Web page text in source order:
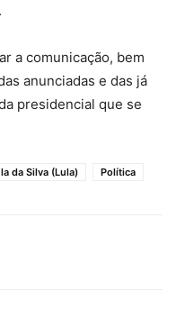
a comunicação, bem
anunciadas e das já
presidencial que se
da Silva (Lula) Política